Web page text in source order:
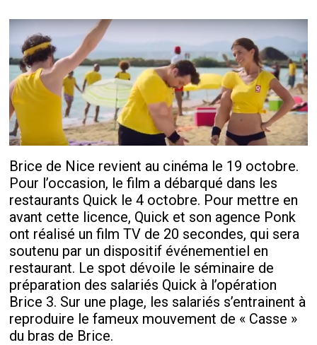
Brice de Nice revient au cinéma le 19 octobre.
Pour l’occasion, le film a débarqué dans les
restaurants Quick le 4 octobre. Pour mettre en
avant cette licence, Quick et son agence Ponk
ont réalisé un film TV de 20 secondes, qui sera
soutenu par un dispositif événementiel en
restaurant. Le spot dévoile le séminaire de
préparation des salariés Quick à l’opération
Brice 3. Sur une plage, les salariés s’entrainent à
reproduire le fameux mouvement de « Casse »
du bras de Brice.